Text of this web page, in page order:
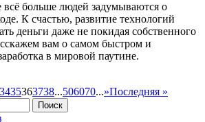
больше людей задумываются о
К счастью, развитие технологий
деньги даже не покидая собственного
вам о самом быстром и
в мировой паутине.
3435363738...506070...»Последняя »